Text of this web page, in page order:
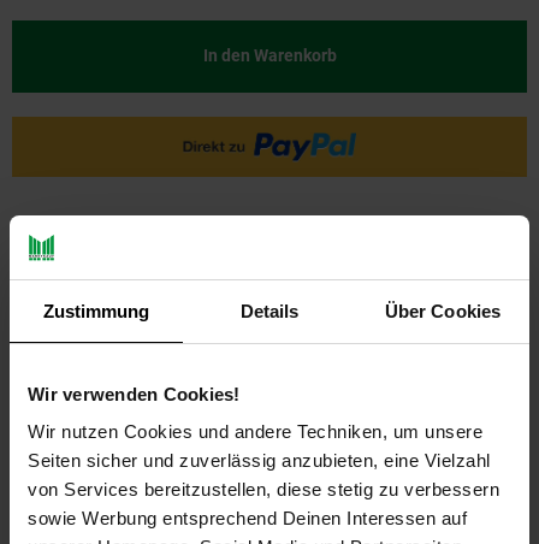
Zustimmung Details Über Cookies
Wir verwenden Cookies!
Wir nutzen Cookies und andere Techniken, um unsere
Seiten sicher und zuverlässig anzubieten, eine Vielzahl
von Services bereitzustellen, diese stetig zu verbessern
sowie Werbung entsprechend Deinen Interessen auf
In den Warenkorb
Ja, ich möchte ein Altgerät abgeben.
PAYBACK
Payback Punkte